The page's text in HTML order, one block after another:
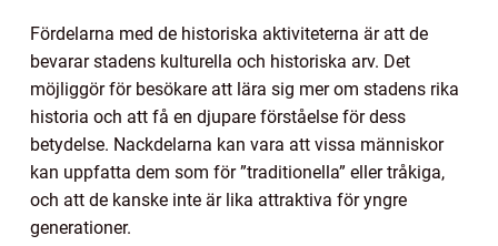
Fördelarna med de historiska aktiviteterna är att de
bevarar stadens kulturella och historiska arv. Det
möjliggör för besökare att lära sig mer om stadens rika
historia och att få en djupare förståelse för dess
betydelse. Nackdelarna kan vara att vissa människor
kan uppfatta dem som för ”traditionella” eller tråkiga,
och att de kanske inte är lika attraktiva för yngre
generationer.